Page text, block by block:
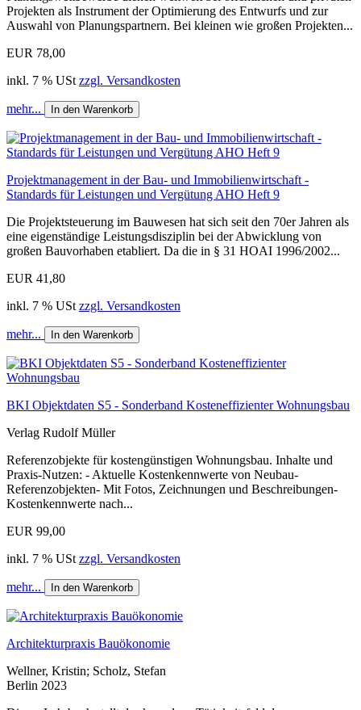
Projekten als Instrument der­ ­Optimierung des Entwurfs und zur
Auswahl von Planungspartnern. Bei kleinen wie großen Projekten...
EUR 78,00
inkl. 7 % USt zzgl. Versandkosten
mehr... In den Warenkorb
Projektmanagement in der Bau- und Immobilienwirtschaft -
Standards für Leistungen und Vergütung AHO Heft 9
Die Projektsteuerung im Bauwesen hat sich seit den 70er Jahren als
eine eigenständige Leistungsdisziplin bei der Abwicklung von
großen Bauvorhaben etabliert. Da die in § 31 HOAI 1996/2002...
EUR 41,80
inkl. 7 % USt zzgl. Versandkosten
mehr... In den Warenkorb
BKI Objektdaten S5 - Sonderband Kosteneffizienter Wohnungsbau
Verlag Rudolf Müller
Referenzobjekte für kostengünstigen Wohnungsbau. Inhalte und
Praxis-Nutzen: - Aktuelle Kostenkennwerte von Neubau-
Referenzobjekten- Mit Fotos, Zeichnungen und Beschreibungen-
Kostenkennwerte nach...
EUR 99,00
inkl. 7 % USt zzgl. Versandkosten
mehr... In den Warenkorb
Architekturpraxis Bauökonomie
Wellner, Kristin; Scholz, Stefan
Berlin 2023